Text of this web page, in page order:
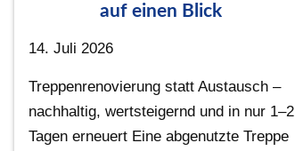
auf einen Blick
14. Juli 2026
Treppenrenovierung statt Austausch –
nachhaltig, wertsteigernd und in nur 1–2
Tagen erneuert Eine abgenutzte Treppe